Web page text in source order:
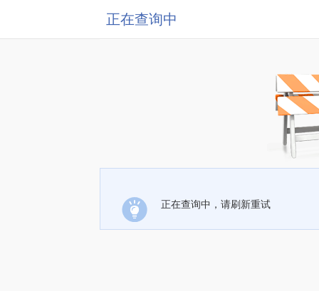
正在查询中
正在查询中，请刷新重试